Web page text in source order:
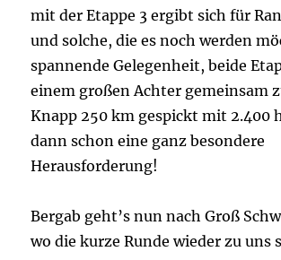
mit der Etappe 3 ergibt sich für
und solche, die es noch werden
spannende Gelegenheit, beide
einem großen Achter gemeinsam
Knapp 250 km gespickt mit 2.400
dann schon eine ganz besondere
Herausforderung!
Bergab geht’s nun nach Groß
wo die kurze Runde wieder zu uns